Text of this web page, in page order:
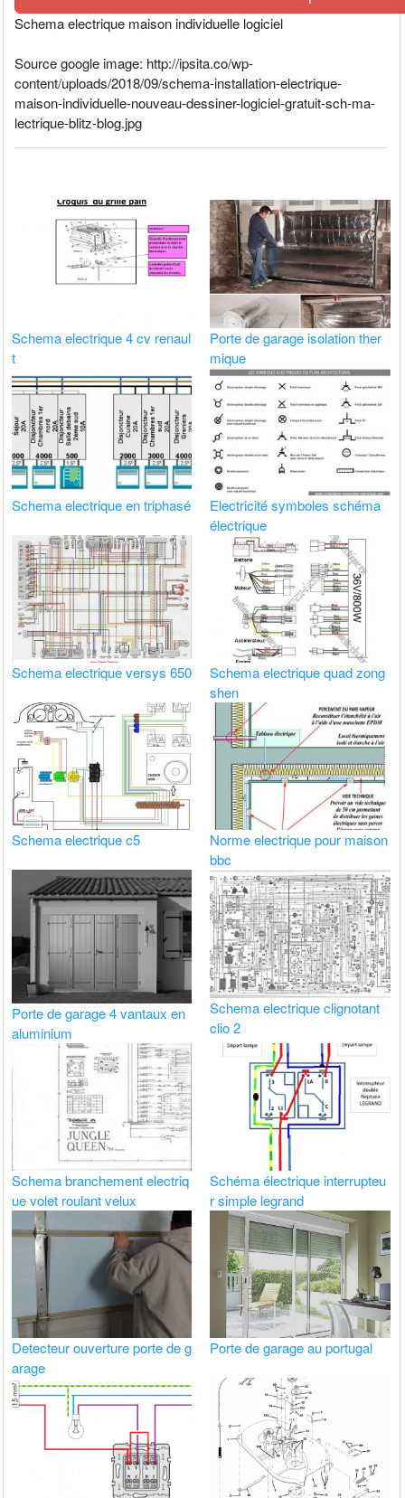
Schema electrique maison individuelle logiciel
Source google image: http://ipsita.co/wp-
content/uploads/2018/09/schema-installation-electrique-
maison-individuelle-nouveau-dessiner-logiciel-gratuit-sch-ma-
lectrique-blitz-blog.jpg
Schema electrique 4 cv renaul
t
Porte de garage isolation ther
mique
Schema electrique en triphasé
Electricité symboles schéma
électrique
Schema electrique versys 650
Schema electrique quad zong
shen
Schema electrique c5
Norme electrique pour maison
bbc
Porte de garage 4 vantaux en
aluminium
Schema electrique clignotant
clio 2
Schema branchement electriq
ue volet roulant velux
Schéma électrique interrupteu
r simple legrand
Detecteur ouverture porte de g
arage
Porte de garage au portugal